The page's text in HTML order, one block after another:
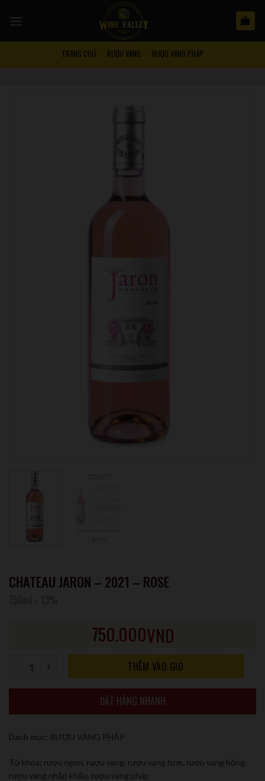
TRANG CHỦ RƯỢU VANG RƯỢU VANG PHÁP
CHATEAU JARON – 2021 – ROSE
750.000VND
Số lượng THÊM VÀO GIỎ
ĐẶT HÀNG NHANH
Danh mục: RƯỢU VANG PHÁP
Từ khóa: rượu ngon rượu vang rượu vang hcm rượu vang hồng
rượu vang nhập khẩu rượu vang pháp